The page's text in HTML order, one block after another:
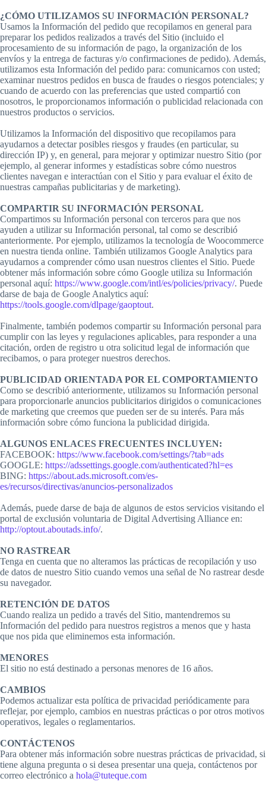
¿CÓMO UTILIZAMOS SU INFORMACIÓN PERSONAL?
Usamos la Información del pedido que recopilamos en general para
preparar los pedidos realizados a través del Sitio (incluido el
procesamiento de su información de pago, la organización de los
envíos y la entrega de facturas y/o confirmaciones de pedido). Además,
utilizamos esta Información del pedido para: comunicarnos con usted;
examinar nuestros pedidos en busca de fraudes o riesgos potenciales; y
cuando de acuerdo con las preferencias que usted compartió con
nosotros, le proporcionamos información o publicidad relacionada con
nuestros productos o servicios.
Utilizamos la Información del dispositivo que recopilamos para
ayudarnos a detectar posibles riesgos y fraudes (en particular, su
dirección IP) y, en general, para mejorar y optimizar nuestro Sitio (por
ejemplo, al generar informes y estadísticas sobre cómo nuestros
clientes navegan e interactúan con el Sitio y para evaluar el éxito de
nuestras campañas publicitarias y de marketing).
COMPARTIR SU INFORMACIÓN PERSONAL
Compartimos su Información personal con terceros para que nos
ayuden a utilizar su Información personal, tal como se describió
anteriormente. Por ejemplo, utilizamos la tecnología de Woocommerce
en nuestra tienda online. También utilizamos Google Analytics para
ayudarnos a comprender cómo usan nuestros clientes el Sitio. Puede
obtener más información sobre cómo Google utiliza su Información
personal aquí: https://www.google.com/intl/es/policies/privacy/. Puede
darse de baja de Google Analytics aquí:
https://tools.google.com/dlpage/gaoptout.
Finalmente, también podemos compartir su Información personal para
cumplir con las leyes y regulaciones aplicables, para responder a una
citación, orden de registro u otra solicitud legal de información que
recibamos, o para proteger nuestros derechos.
PUBLICIDAD ORIENTADA POR EL COMPORTAMIENTO
Como se describió anteriormente, utilizamos su Información personal
para proporcionarle anuncios publicitarios dirigidos o comunicaciones
de marketing que creemos que pueden ser de su interés. Para más
información sobre cómo funciona la publicidad dirigida.
ALGUNOS ENLACES FRECUENTES INCLUYEN:
FACEBOOK: https://www.facebook.com/settings/?tab=ads
GOOGLE: https://adssettings.google.com/authenticated?hl=es
BING: https://about.ads.microsoft.com/es-
es/recursos/directivas/anuncios-personalizados
Además, puede darse de baja de algunos de estos servicios visitando el
portal de exclusión voluntaria de Digital Advertising Alliance en:
http://optout.aboutads.info/.
NO RASTREAR
Tenga en cuenta que no alteramos las prácticas de recopilación y uso
de datos de nuestro Sitio cuando vemos una señal de No rastrear desde
su navegador.
RETENCIÓN DE DATOS
Cuando realiza un pedido a través del Sitio, mantendremos su
Información del pedido para nuestros registros a menos que y hasta
que nos pida que eliminemos esta información.
MENORES
El sitio no está destinado a personas menores de 16 años.
CAMBIOS
Podemos actualizar esta política de privacidad periódicamente para
reflejar, por ejemplo, cambios en nuestras prácticas o por otros motivos
operativos, legales o reglamentarios.
CONTÁCTENOS
Para obtener más información sobre nuestras prácticas de privacidad, si
tiene alguna pregunta o si desea presentar una queja, contáctenos por
correo electrónico a hola@tuteque.com